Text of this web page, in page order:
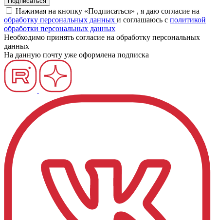
Нажимая на кнопку «Подписаться» , я даю согласие на
обработку персональных данных и соглашаюсь c политикой
обработки персональных данных
Необходимо принять согласие на обработку персональных
данных
На данную почту уже оформлена подписка